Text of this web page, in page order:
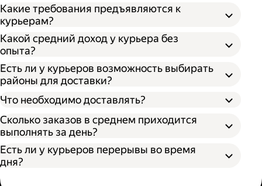
Какие требования предъявляются к
курьерам?
Какой средний доход у курьера без
опыта?
Есть ли у курьеров возможность выбирать
районы для доставки?
Что необходимо доставлять?
Сколько заказов в среднем приходится
выполнять за день?
Есть ли у курьеров перерывы во время
дня?